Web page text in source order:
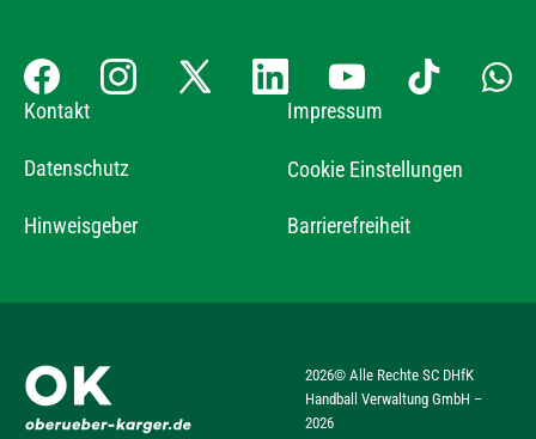
Kontakt Impressum
Datenschutz Cookie Einstellungen
Hinweisgeber Barrierefreiheit
2026© Alle Rechte SC DHfK
Handball Verwaltung GmbH –
2026